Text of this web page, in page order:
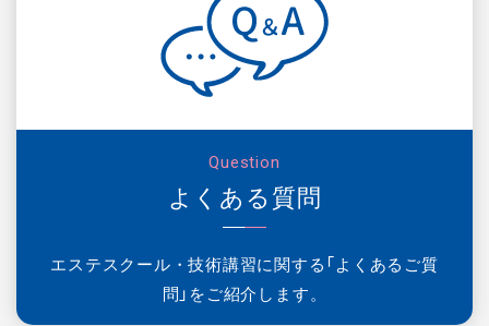
Question
よくある質問
エステスクール・技術講習に関する「よくあるご質
問」をご紹介します。